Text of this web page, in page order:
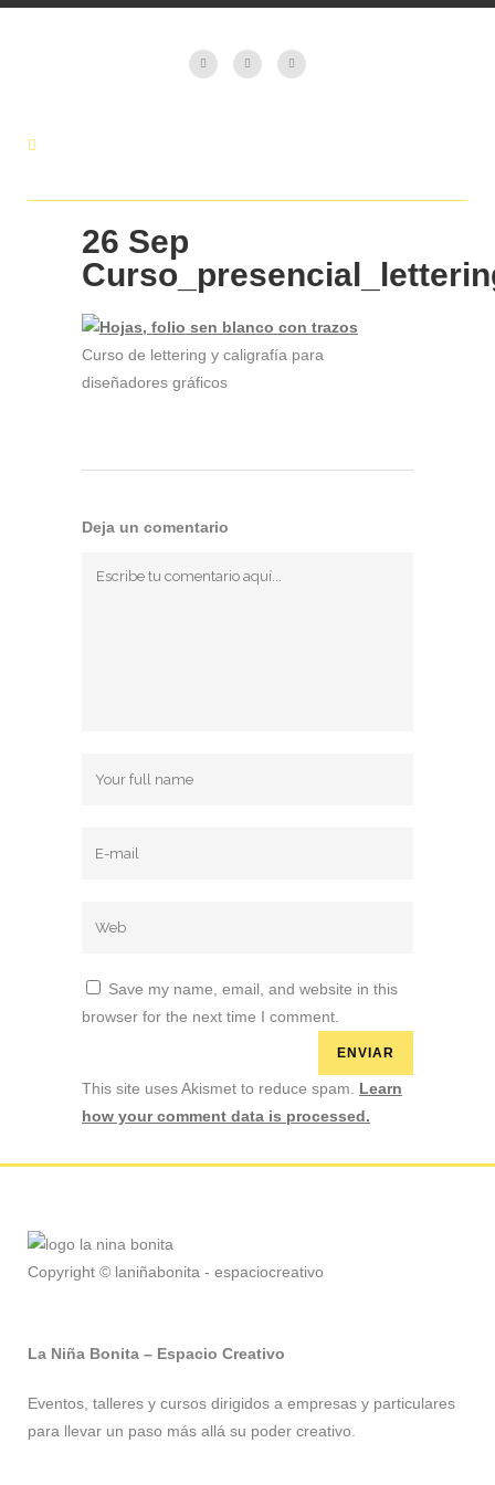
26 Sep
Curso de lettering y caligrafía para
diseñadores gráficos
Deja un comentario
Save my name, email, and website in this
browser for the next time I comment.
This site uses Akismet to reduce spam. Learn
how your comment data is processed.
Copyright © laniñabonita - espaciocreativo
La Niña Bonita – Espacio Creativo
Eventos, talleres y cursos dirigidos a empresas y particulares
para llevar un paso más allá su poder creativo.